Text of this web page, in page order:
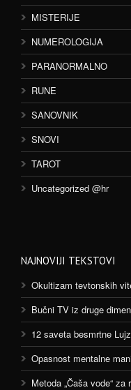
MISTERIJE
NUMEROLOGIJA
PARANORMALNO
RUNE
SANOVNIK
SNOVI
TAROT
Uncategorized @hr
NAJNOVIJI TEKSTOVI
Okultizam tevtonskih
Bučni TV iz druge
12 saveta besmrtne
Opasnost mentalne
Metoda „Čaša vode“